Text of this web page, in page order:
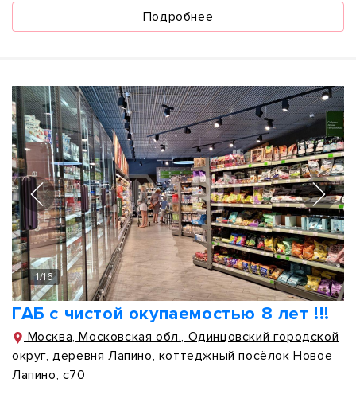
Подробнее
1/16
ГАБ с чистой окупаемостью 8 лет !!!
Москва, Московская обл., Одинцовский городской
округ, деревня Лапино, коттеджный посёлок Новое
Лапино, с70